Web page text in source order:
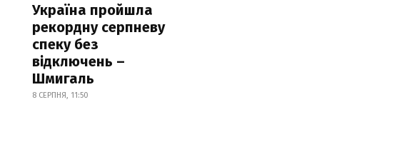
Україна пройшла
рекордну серпневу
спеку без
відключень –
Шмигаль
8 СЕРПНЯ, 11:50